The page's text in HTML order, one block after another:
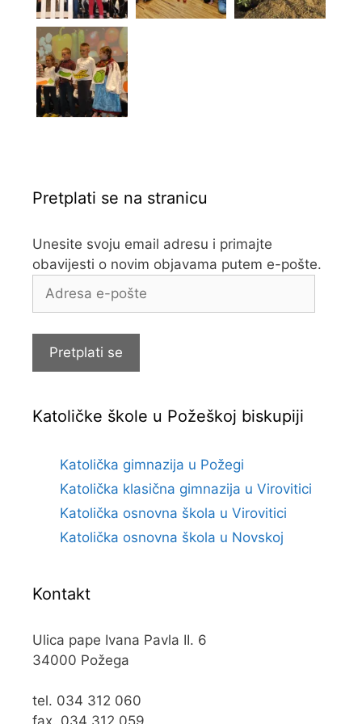
Pretplati se na stranicu
Unesite svoju email adresu i primajte
obavijesti o novim objavama putem e-pošte.
Adresa
Pretplati se
Katoličke škole u Požeškoj biskupiji
Katolička gimnazija u Požegi
Katolička klasična gimnazija u Virovitici
Katolička osnovna škola u Virovitici
Katolička osnovna škola u Novskoj
Kontakt
Ulica pape Ivana Pavla II. 6
34000 Požega
tel. 034 312 060